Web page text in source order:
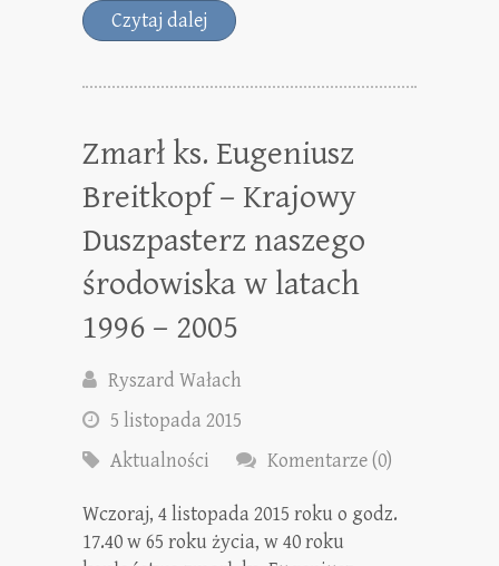
Czytaj dalej
Zmarł ks. Eugeniusz
Breitkopf – Krajowy
Duszpasterz naszego
środowiska w latach
1996 – 2005
Ryszard Wałach
5 listopada 2015
Aktualności
Komentarze (0)
Wczoraj, 4 listopada 2015 roku o godz.
17.40 w 65 roku życia, w 40 roku